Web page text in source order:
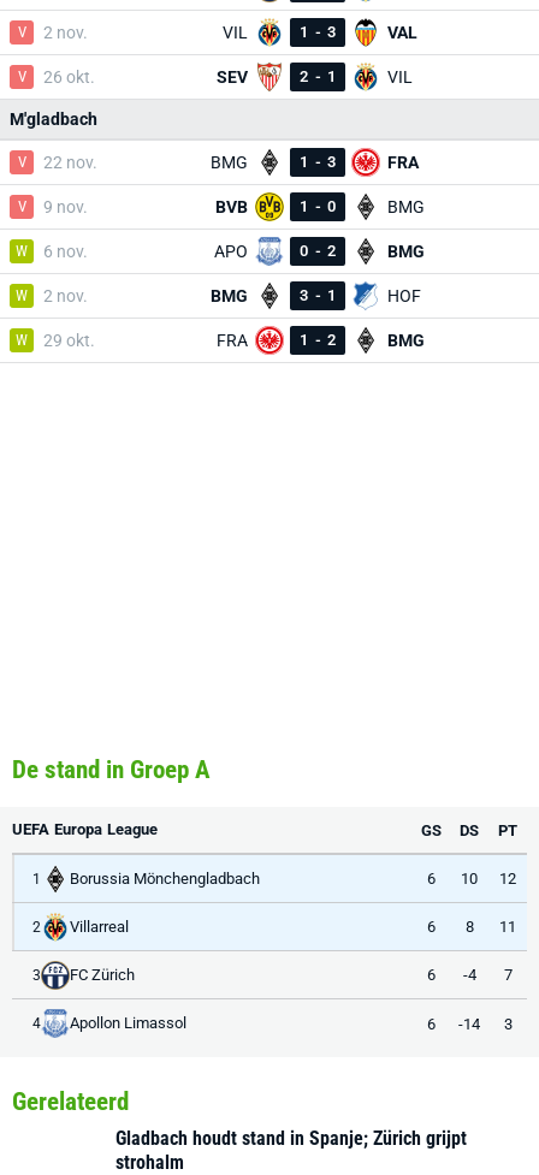
V 2 nov. VIL 1 - 3 VAL
V 26 okt. SEV 2 - 1 VIL
M'gladbach
V 22 nov. BMG 1 - 3 FRA
V 9 nov. BVB 1 - 0 BMG
W 6 nov. APO 0 - 2 BMG
W 2 nov. BMG 3 - 1 HOF
W 29 okt. FRA 1 - 2 BMG
De stand in Groep A
UEFA Europa League GS DS PT
1 Borussia Mönchengladbach 6 10 12
2 Villarreal 6 8 11
3 FC Zürich 6 -4 7
4 Apollon Limassol 6 -14 3
Gerelateerd
Gladbach houdt stand in Spanje; Zürich grijpt
strohalm